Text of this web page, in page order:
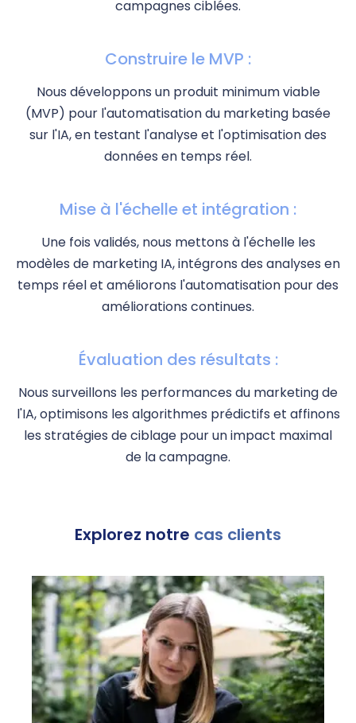
campagnes ciblées.
Construire le MVP :
Nous développons un produit minimum viable
(MVP) pour l'automatisation du marketing basée
sur l'IA, en testant l'analyse et l'optimisation des
données en temps réel.
Mise à l'échelle et intégration :
Une fois validés, nous mettons à l'échelle les
modèles de marketing IA, intégrons des analyses en
temps réel et améliorons l'automatisation pour des
améliorations continues.
Évaluation des résultats :
Nous surveillons les performances du marketing de
l'IA, optimisons les algorithmes prédictifs et affinons
les stratégies de ciblage pour un impact maximal
de la campagne.
Explorez notre cas clients